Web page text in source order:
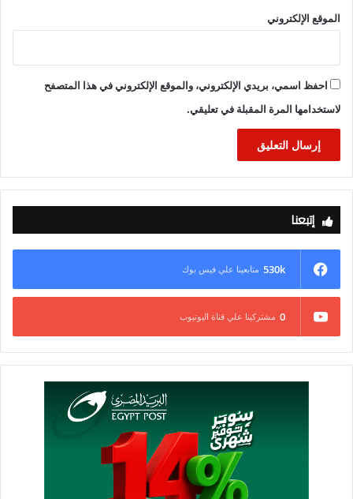
الموقع الإلكتروني
احفظ اسمي، بريدي الإلكتروني، والموقع الإلكتروني في هذا المتصفح
لاستخدامها المرة المقبلة في تعليقي.
إتبعنا
530k متابعينا علي فيس بوك
0 مشتركينا علي قناة اليوتيوب